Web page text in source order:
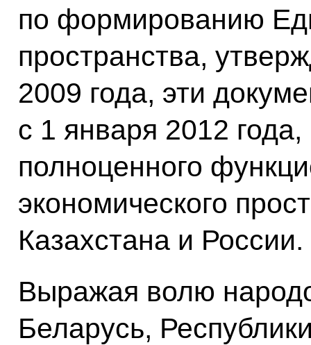
по формированию
пространства,
2009 года, эти
с 1 января 2012
полноценного
экономического
Казахстана и России.
Выражая волю
Беларусь,